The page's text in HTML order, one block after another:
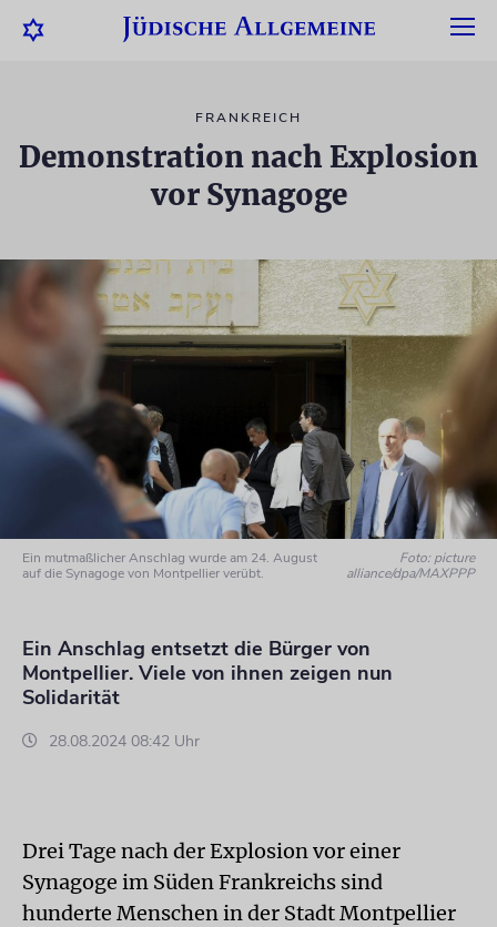
FRANKREICH
Demonstration nach Explosion
vor Synagoge
Ein mutmaßlicher Anschlag wurde am 24. August
auf die Synagoge von Montpellier verübt.
Foto: picture
alliance/dpa/MAXPPP
Ein Anschlag entsetzt die Bürger von
Montpellier. Viele von ihnen zeigen nun
Solidarität
28.08.2024 08:42 Uhr
Drei Tage nach der Explosion vor einer
Synagoge im Süden Frankreichs sind
hunderte Menschen in der Stadt Montpellier